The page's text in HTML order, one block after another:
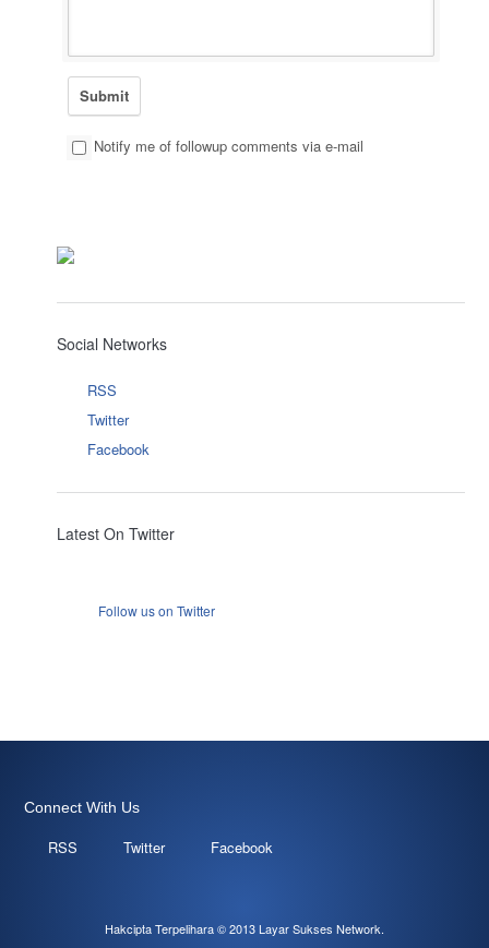
Notify me of followup comments via e-mail
Social Networks
RSS
Twitter
Facebook
Latest On Twitter
Follow us on Twitter
Connect With Us
RSS Twitter Facebook
Hakcipta Terpelihara © 2013Layar Sukses Network.